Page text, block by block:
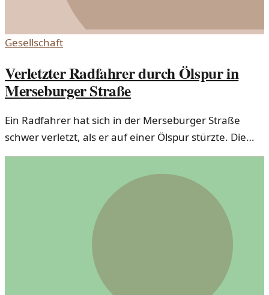
Gesellschaft
Verletzter Radfahrer durch Ölspur in
Merseburger Straße
Ein Radfahrer hat sich in der Merseburger Straße
schwer verletzt, als er auf einer Ölspur stürzte. Die
Gefahren durch unzureichende Straßenreinigung